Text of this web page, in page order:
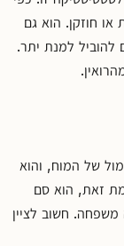
חוזקן. הוא גם
להוביל למנת יתר.
של המוח, והוא
זאת, הוא סם
משפחה. חשוב לציין